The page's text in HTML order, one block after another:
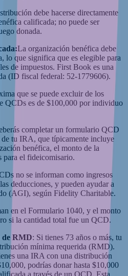
debe hacerse directamente
calificada; no puede ser
donada.
La organización benéfica debe
lo que significa que es elegible para
de impuestos. First Book es una
(ID fiscal federal: 52-1779606).
que se puede excluir de los
QCDs es de $100,000 por individuo
completar un formulario QCD
tu IRA, que típicamente incluye
benéfica, el monto de la
para el fideicomisario.
no se informan como ingresos
deducciones, y pueden ayudar a
(AGI), según Fidelity Charitable.
en el Formulario 1040, y el monto
si la cantidad total fue un QCD.
de RMD: Si tienes 73 años o más, tu
mínima requerida (RMD).
una IRA con una distribución
podrías donar hasta $10,000
a través de un QCD. Esta